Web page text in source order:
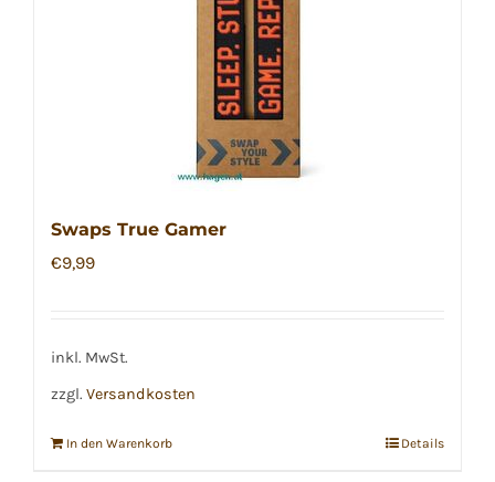
Swaps True Gamer
€9,99
inkl. MwSt.
zzgl. Versandkosten
In den Warenkorb Details